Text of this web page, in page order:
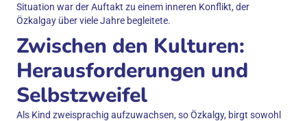
Situation war der Auftakt zu einem inneren Konflikt, der
Özkalgay über viele Jahre begleitete.
Zwischen den Kulturen:
Herausforderungen und
Selbstzweifel
Als Kind zweisprachig aufzuwachsen, so Özkalgy, birgt sowohl